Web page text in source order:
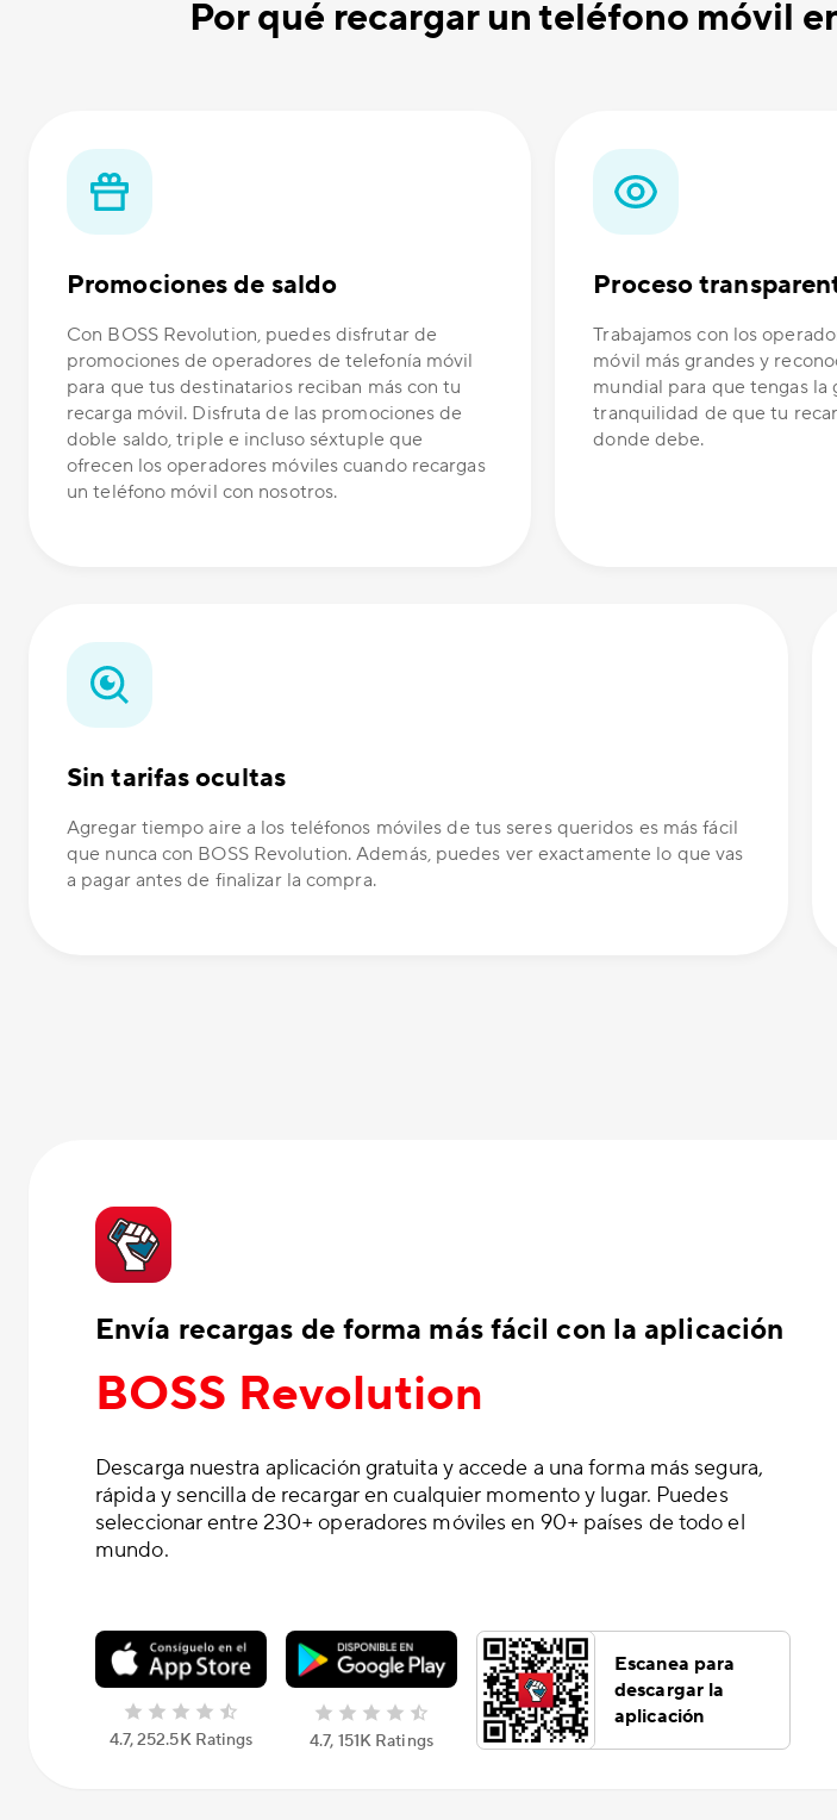
Por qué recargar un teléfono móvil
Promociones de saldo
Con BOSS Revolution, puedes disfrutar de
promociones de operadores de telefonía móvil
para que tus destinatarios reciban más con tu
recarga móvil. Disfruta de las promociones de
doble saldo, triple e incluso séxtuple que
ofrecen los operadores móviles cuando recargas
un teléfono móvil con nosotros.
Proceso
Trabajamos con los
móvil más grandes y
mundial para que tengas la
tranquilidad de que tu
donde debe.
Sin tarifas ocultas
Agregar tiempo aire a los teléfonos móviles de tus seres queridos es más fácil
que nunca con BOSS Revolution. Además, puedes ver exactamente lo que vas
a pagar antes de finalizar la compra.
Envía recargas de forma más fácil con la aplicación
BOSS Revolution
Descarga nuestra aplicación gratuita y accede a una forma más segura,
rápida y sencilla de recargar en cualquier momento y lugar. Puedes
seleccionar entre 230+ operadores móviles en 90+ países de todo el
mundo.
4.7, 252.5K Ratings 4.7, 151K Ratings
Escanea para
descargar la
aplicación